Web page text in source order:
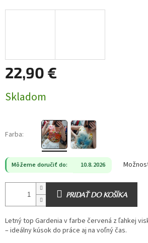
22,90 €
cena:
Skladom
Farba:
Môžeme doručiť do: 10.8.2026
PRIDAŤ DO KOŠÍKA
Letný top Gardenia v farbe červená z ľahkej
– ideálny kúsok do práce aj na voľný čas.